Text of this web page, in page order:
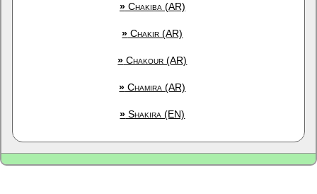
»Chakiba (AR)
» Chakir (AR)
» Chakour (AR)
» Chamira (AR)
» Shakira (EN)